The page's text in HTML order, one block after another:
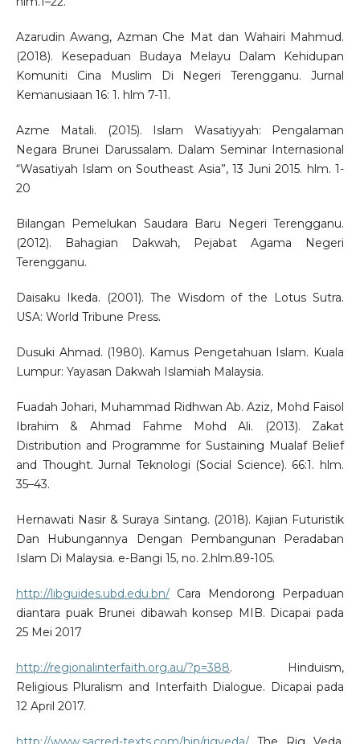
Azarudin Awang, Azman Che Mat dan Wahairi Mahmud.
(2018). Kesepaduan Budaya Melayu Dalam Kehidupan
Komuniti Cina Muslim Di Negeri Terengganu. Jurnal
Kemanusiaan 16: 1. hlm 7-11.
Azme Matali. (2015). Islam Wasatiyyah: Pengalaman
Negara Brunei Darussalam. Dalam Seminar Internasional
“Wasatiyah Islam on Southeast Asia”, 13 Juni 2015. hlm. 1-
20
Bilangan Pemelukan Saudara Baru Negeri Terengganu.
(2012). Bahagian Dakwah, Pejabat Agama Negeri
Terengganu.
Daisaku Ikeda. (2001). The Wisdom of the Lotus Sutra.
USA: World Tribune Press.
Dusuki Ahmad. (1980). Kamus Pengetahuan Islam. Kuala
Lumpur: Yayasan Dakwah Islamiah Malaysia.
Fuadah Johari, Muhammad Ridhwan Ab. Aziz, Mohd Faisol
Ibrahim & Ahmad Fahme Mohd Ali. (2013). Zakat
Distribution and Programme for Sustaining Mualaf Belief
and Thought. Jurnal Teknologi (Social Science). 66:1. hlm.
35–43.
Hernawati Nasir & Suraya Sintang. (2018). Kajian Futuristik
Dan Hubungannya Dengan Pembangunan Peradaban
Islam Di Malaysia. e-Bangi 15, no. 2.hlm.89-105.
http://libguides.ubd.edu.bn/Cara Mendorong Perpaduan
diantara puak Brunei dibawah konsep MIB. Dicapai pada
25 Mei 2017
http://regionalinterfaith.org.au/?p=388. Hinduism,
Religious Pluralism and Interfaith Dialogue. Dicapai pada
12 April 2017.